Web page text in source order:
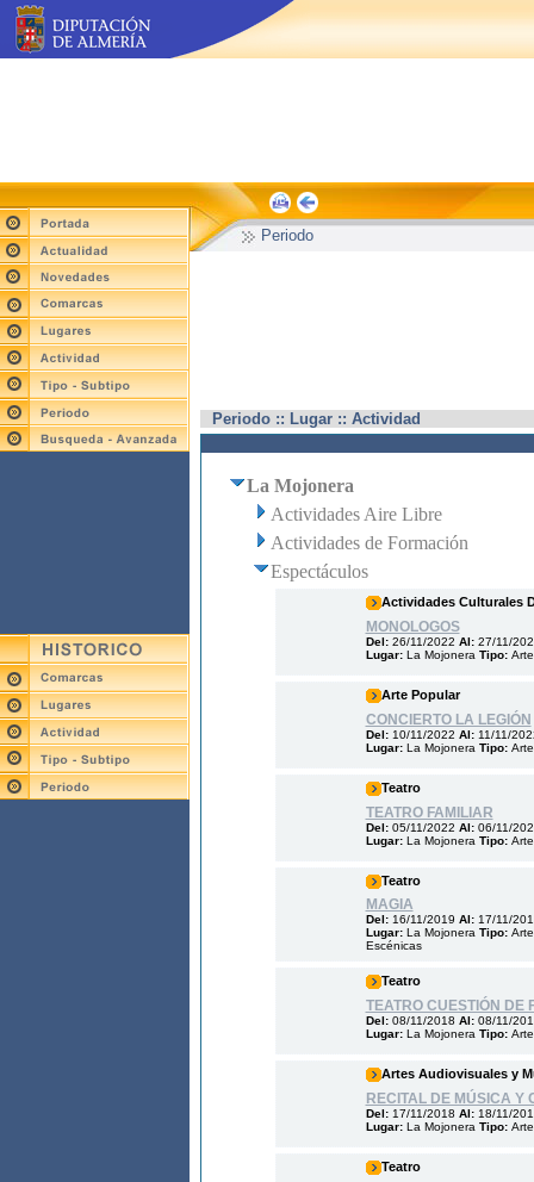
Periodo
Periodo :: Lugar :: Actividad
La Mojonera
Actividades Aire Libre
Actividades de Formación
Espectáculos
Actividades Culturales
MONOLOGOS
Del: 26/11/2022 Al: 27/11/
Lugar: La Mojonera Tipo:
Arte Popular
CONCIERTO LA LEGIÓN
Del: 10/11/2022 Al: 11/11/
Lugar: La Mojonera Tipo:
Teatro
TEATRO FAMILIAR
Del: 05/11/2022 Al: 06/11/
Lugar: La Mojonera Tipo:
Teatro
MAGIA
Del: 16/11/2019 Al: 17/11/
Lugar: La Mojonera Tipo:
Escénicas
Teatro
TEATRO CUESTIÓN DE
Del: 08/11/2018 Al: 08/11/
Lugar: La Mojonera Tipo:
Artes Audiovisuales y
RECITAL DE MÚSICA Y
Del: 17/11/2018 Al: 18/11/
Lugar: La Mojonera Tipo:
Teatro